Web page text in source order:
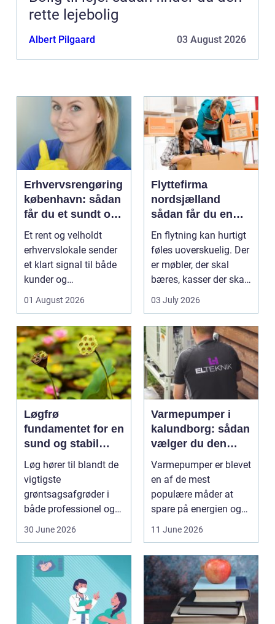
rette lejebolig
Albert Pilgaard 03 August 2026
Erhvervsrengøring
københavn: sådan
får du et sundt og
professionelt
arbejdsmiljø
Et rent og velholdt
erhvervslokale sender
et klart signal til både
kunder og
medarbejdere. Mange
01 August 2026
Flyttefirma
nordsjælland
sådan får du en
tryg og effektiv
flytning
En flytning kan hurtigt
føles uoverskuelig. Der
er møbler, der skal
bæres, kasser der skal
pakkes, o...
03 July 2026
Løgfrø
fundamentet for en
sund og stabil
løgavl
Løg hører til blandt de
vigtigste
grøntsagsafgrøder i
både professionel og
hobbybaseret
30 June 2026
Varmepumper i
kalundborg: sådan
vælger du den
rigtige løsning
Varmepumper er blevet
en af de mest
populære måder at
spare på energien og
få et bedre indeklima
11 June 2026